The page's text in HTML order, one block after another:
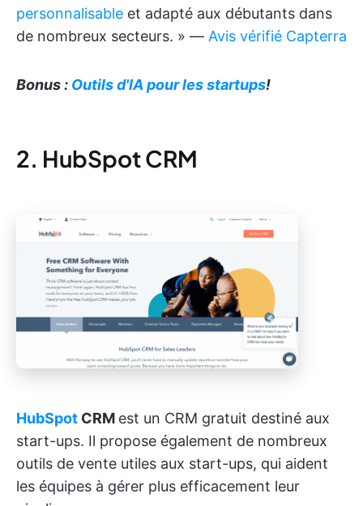
personnalisable et adapté aux débutants dans
de nombreux secteurs. » — Avis vérifié Capterra
Bonus : Outils d'IA pour les startups!
2. HubSpot CRM
HubSpot CRM est un CRM gratuit destiné aux
start-ups. Il propose également de nombreux
outils de vente utiles aux start-ups, qui aident
les équipes à gérer plus efficacement leur